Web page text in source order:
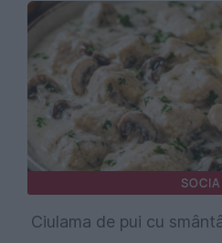
Ciulama de pui cu